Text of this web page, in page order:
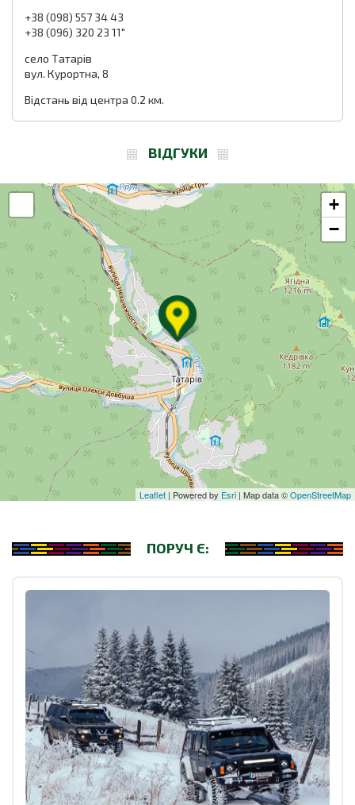
+38 (098) 557 34 43
+38 (096) 320 23 11"
село Татарів
вул. Курортна, 8
Відстань від центра 0.2 км.
ВІДГУКИ
+
−
Leaflet | Powered by Esri | Map data ©OpenStreetMap
ПОРУЧ Є: